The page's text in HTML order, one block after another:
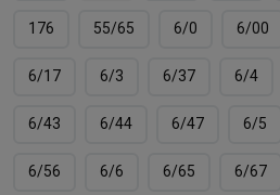
176 55/65 6/0 6/00
6/17 6/3 6/37 6/4
6/43 6/44 6/47 6/5
6/56 6/6 6/65 6/67